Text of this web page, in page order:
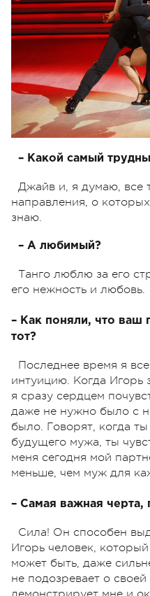
– Какой самый
Джайв и, я думаю, все
направления, о
знаю.
– А любимый?
Танго люблю за его
его нежность и любовь.
– Как поняли, что ваш
тот?
Последнее время я
интуицию. Когда Игорь
я сразу сердцем
даже не нужно было с
было. Говорят, когда
будущего мужа, ты
меня сегодня мой
меньше, чем муж для
– Самая важная черта,
Сила! Он способен
Игорь человек,
может быть, даже
не подозревает о